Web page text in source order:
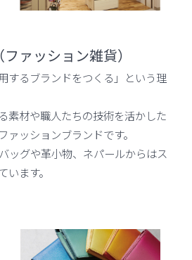
ァッション雑貨）
するブランドをつくる」という理
素材や職人たちの技術を活かした
ッションブランドです。
ッグや革小物、ネパールからはス
います。